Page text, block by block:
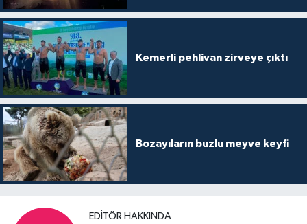
Kemerli pehlivan zirveye çıktı
Bozayıların buzlu meyve keyfi
EDITÖR HAKKINDA